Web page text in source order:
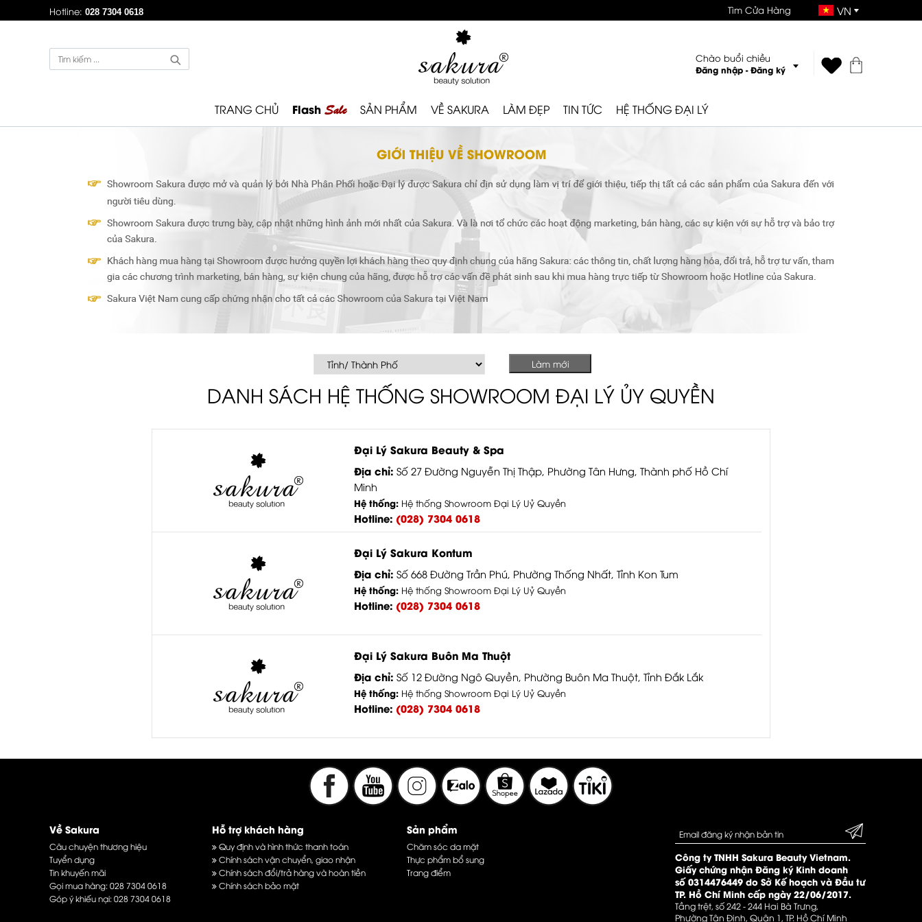
Hotline: 028 7304 0618 Tìm Cửa Hàng VN
Chào buổi chiều
Đăng nhập -Đăng ký
TRANG CHỦ Flash Sale SẢN PHẨM VỀ SAKURA LÀM ĐẸP TIN TỨC HỆ THỐNG ĐẠI LÝ
Làm mới
DANH SÁCH HỆ THỐNG SHOWROOM ĐẠI LÝ ỦY QUYỀN
Đại Lý Sakura Beauty & Spa
Địa chỉ: Số 27 Đường Nguyễn Thị Thập, Phường Tân Hưng, Thành phố Hồ Chí
Minh
Hệ thống: Hệ thống Showroom Đại Lý Uỷ Quyền
Hotline: (028) 7304 0618
Đại Lý Sakura Kontum
Địa chỉ: Số 668 Đường Trần Phú, Phường Thống Nhất, Tỉnh Kon Tum
Hệ thống: Hệ thống Showroom Đại Lý Uỷ Quyền
Hotline: (028) 7304 0618
Đại Lý Sakura Buôn Ma Thuột
Địa chỉ: Số 12 Đường Ngô Quyền, Phường Buôn Ma Thuột, Tỉnh Đắk Lắk
Hệ thống: Hệ thống Showroom Đại Lý Uỷ Quyền
Hotline: (028) 7304 0618
Về Sakura
Câu chuyện thương hiệu
Tuyển dụng
Tin khuyến mãi
Gọi mua hàng:028 7304 0618
Góp ý khiếu nại:028 7304 0618
Hỗ trợ khách hàng
Quy định và hình thức thanh toán
Chính sách vận chuyển, giao nhận
Chính sách đổi/trả hàng và hoàn tiền
Chính sách bảo mật
Sản phẩm
Chăm sóc da mặt
Thực phẩm bổ sung
Trang điểm
Công ty TNHH Sakura Beauty Vietnam.
Giấy chứng nhận Đăng ký Kinh doanh
số 0314476449 do Sở Kế hoạch và Đầu tư
TP. Hồ Chí Minh cấp ngày 22/06/2017.
Tầng trệt, số 242 - 244 Hai Bà Trưng,
Phường Tân Định, Quận 1, TP. Hồ Chí Minh